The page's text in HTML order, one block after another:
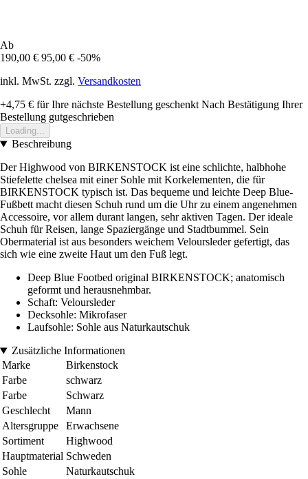
Ab
190,00 € 95,00 € -50%
inkl. MwSt. zzgl. Versandkosten
+4,75 € für Ihre nächste Bestellung geschenkt Nach Bestätigung Ihrer
Bestellung gutgeschrieben
Loading...
Beschreibung
Der Highwood von BIRKENSTOCK ist eine schlichte, halbhohe
Stiefelette chelsea mit einer Sohle mit Korkelementen, die für
BIRKENSTOCK typisch ist. Das bequeme und leichte Deep Blue-
Fußbett macht diesen Schuh rund um die Uhr zu einem angenehmen
Accessoire, vor allem durant langen, sehr aktiven Tagen. Der ideale
Schuh für Reisen, lange Spaziergänge und Stadtbummel. Sein
Obermaterial ist aus besonders weichem Veloursleder gefertigt, das
sich wie eine zweite Haut um den Fuß legt.
Deep Blue Footbed original BIRKENSTOCK; anatomisch
geformt und herausnehmbar.
Schaft: Veloursleder
Decksohle: Mikrofaser
Laufsohle: Sohle aus Naturkautschuk
Zusätzliche Informationen
Marke
Birkenstock
Farbe
schwarz
Farbe
Schwarz
Geschlecht
Mann
Altersgruppe
Erwachsene
Sortiment
Highwood
Hauptmaterial Schweden
Sohle
Naturkautschuk